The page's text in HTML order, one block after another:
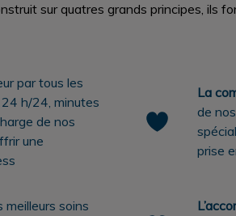
sur quatres grands principes, ils
par tous les
h/24, minutes
de nos
une
La
de
prise
meilleurs soins